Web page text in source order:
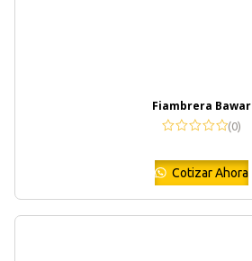
Fiambrera Bawar
(0)
Cotizar Ahora